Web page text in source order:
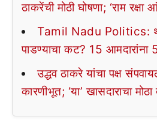
ठाकरेंची मोठी घोषणा; ‘राम
Tamil Nadu Politics:
पाडण्याचा कट? 15
उद्धव ठाकरे यांचा पक्ष
कारणीभूत; ‘या’ खासदाराचा मोठा